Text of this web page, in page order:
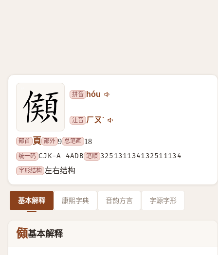
拼音 hóu
注音 ㄏㄡˊ
部首 頁 部外 9 总笔画 18
统一码 CJK-A 4ADB 笔顺 325131134132511134
字形结构 左右结构
基本解释 康熙字典 音韵方言 字源字形
䫛基本解释